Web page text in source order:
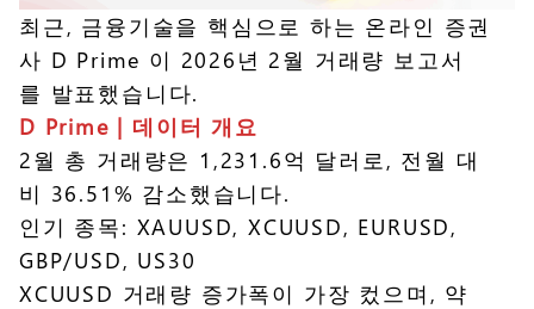
최근, 금융기술을 핵심으로 하는 온라인 증권
사 D Prime 이 2026년 2월 거래량 보고서
를 발표했습니다.
D Prime | 데이터 개요
2월 총 거래량은 1,231.6억 달러로, 전월 대
비 36.51% 감소했습니다.
인기 종목: XAUUSD, XCUUSD, EURUSD,
GBP/USD, US30
XCUUSD 거래량 증가폭이 가장 컸으며, 약